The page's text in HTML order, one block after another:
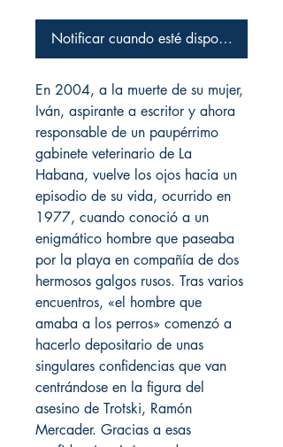
Notificar cuando esté disponible
En 2004, a la muerte de su mujer,
Iván, aspirante a escritor y ahora
responsable de un paupérrimo
gabinete veterinario de La
Habana, vuelve los ojos hacia un
episodio de su vida, ocurrido en
1977, cuando conoció a un
enigmático hombre que paseaba
por la playa en compañía de dos
hermosos galgos rusos. Tras varios
encuentros, «el hombre que
amaba a los perros» comenzó a
hacerlo depositario de unas
singulares confidencias que van
centrándose en la figura del
asesino de Trotski, Ramón
Mercader. Gracias a esas